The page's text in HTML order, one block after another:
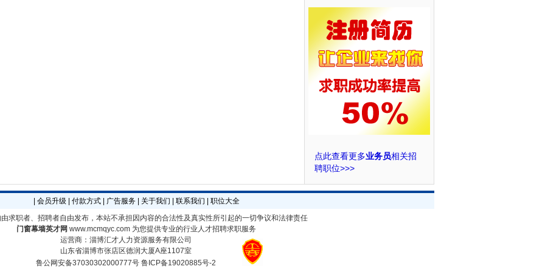
点此查看更多业务员相关招
聘职位>>>
会员升级 付款方式| 广告服务| 关于我们 联系我们
职位大全
求职者、招聘者自由发布，本站不承担因内容的合法性及真实性所引起的一切争议和法律责任
门窗幕墙英才网 www.mcmqyc.com 为您提供专业的行业人才招聘求职服务
运营商：淄博汇才人力资源服务有限公司
山东省淄博市张店区德润大厦A座1107室
鲁公网安备37030302000777号 鲁ICP备19020885号-2